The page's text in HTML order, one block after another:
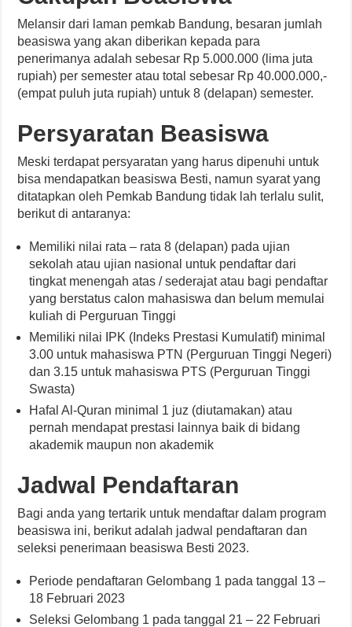
Melansir dari laman pemkab Bandung, besaran jumlah
beasiswa yang akan diberikan kepada para
penerimanya adalah sebesar Rp 5.000.000 (lima juta
rupiah) per semester atau total sebesar Rp 40.000.000,-
(empat puluh juta rupiah) untuk 8 (delapan) semester.
Persyaratan Beasiswa
Meski terdapat persyaratan yang harus dipenuhi untuk
bisa mendapatkan beasiswa Besti, namun syarat yang
ditatapkan oleh Pemkab Bandung tidak lah terlalu sulit,
berikut di antaranya:
Memiliki nilai rata – rata 8 (delapan) pada ujian
sekolah atau ujian nasional untuk pendaftar dari
tingkat menengah atas / sederajat atau bagi pendaftar
yang berstatus calon mahasiswa dan belum memulai
kuliah di Perguruan Tinggi
Memiliki nilai IPK (Indeks Prestasi Kumulatif) minimal
3.00 untuk mahasiswa PTN (Perguruan Tinggi Negeri)
dan 3.15 untuk mahasiswa PTS (Perguruan Tinggi
Swasta)
Hafal Al-Quran minimal 1 juz (diutamakan) atau
pernah mendapat prestasi lainnya baik di bidang
akademik maupun non akademik
Jadwal Pendaftaran
Bagi anda yang tertarik untuk mendaftar dalam program
beasiswa ini, berikut adalah jadwal pendaftaran dan
seleksi penerimaan beasiswa Besti 2023.
Periode pendaftaran Gelombang 1 pada tanggal 13 –
18 Februari 2023
Seleksi Gelombang 1 pada tanggal 21 – 22 Februari